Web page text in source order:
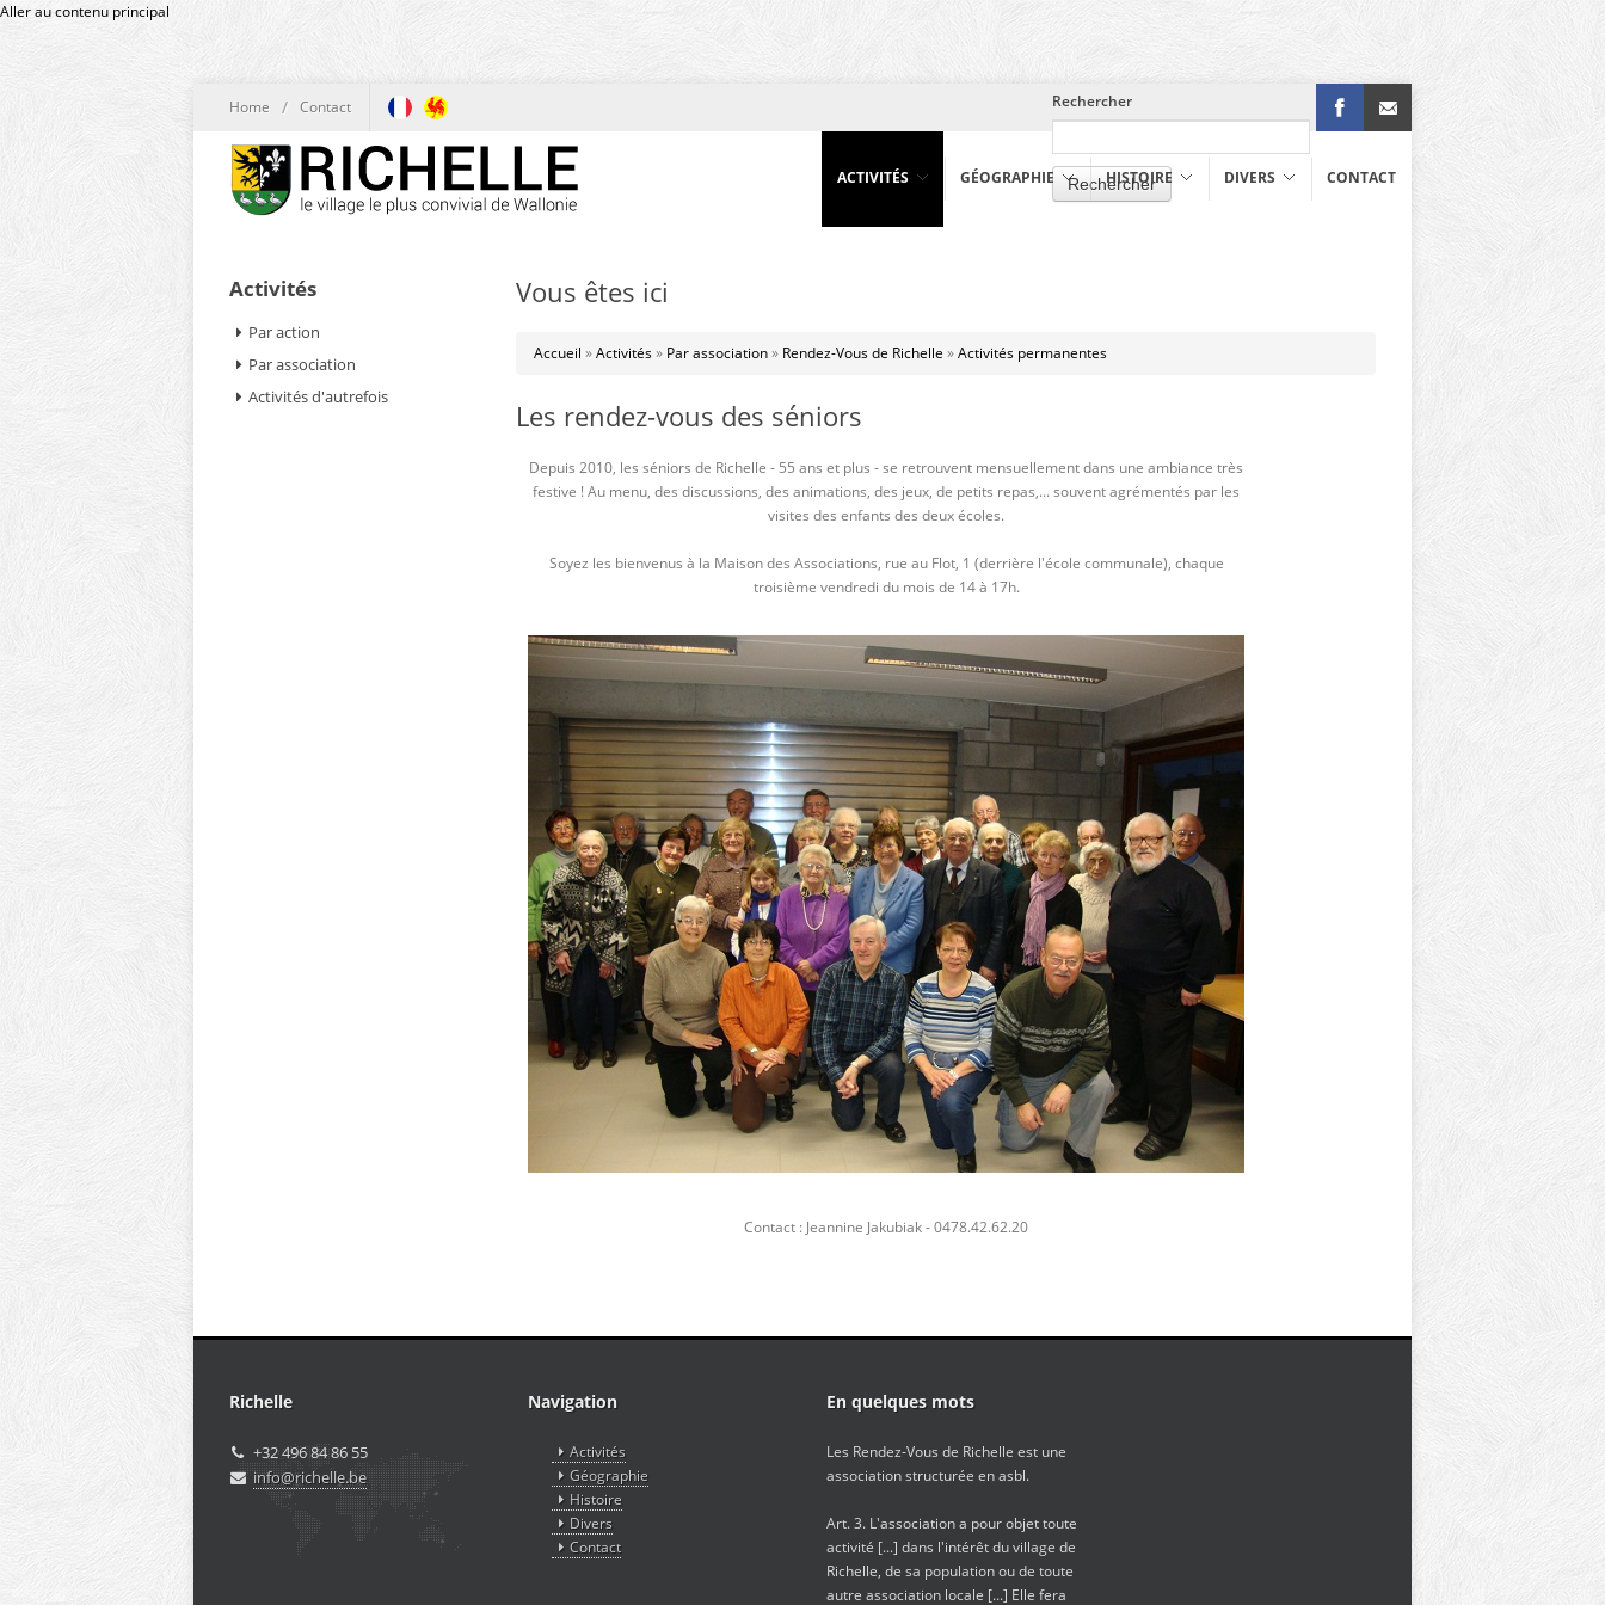
Aller au contenu principal
Home / Contact Rechercher
Rechercher
ACTIVITÉS GÉOGRAPHIE HISTOIRE DIVERS CONTACT
Vous êtes ici
Accueil »Activités» Par association» Rendez-Vous de Richelle »Activités permanentes
Les rendez-vous des séniors
Depuis 2010, les séniors de Richelle - 55 ans et plus - se retrouvent mensuellement dans une ambiance très
festive ! Au menu, des discussions, des animations, des jeux, de petits repas,... souvent agrémentés par les
visites des enfants des deux écoles.
Soyez les bienvenus à la Maison des Associations, rue au Flot, 1 (derrière l'école communale), chaque
troisième vendredi du mois de 14 à 17h.
Contact : Jeannine Jakubiak - 0478.42.62.20
Activités
Par action
Par association
Activités d'autrefois
Richelle
+32 496 84 86 55
info@richelle.be
Navigation
Activités
Géographie
Histoire
Divers
Contact
En quelques mots
Les Rendez-Vous de Richelle est une
association structurée en asbl.
Art. 3. L'association a pour objet toute
activité [...] dans l'intérêt du village de
Richelle, de sa population ou de toute
autre association locale [...] Elle fera